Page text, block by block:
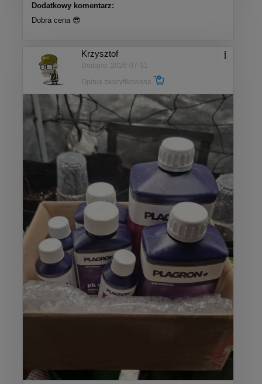
Dodatkowy komentarz:
Dobra cena 😎
Krzysztof
Dodano: 2026-07-31
Opinia zweryfikowana